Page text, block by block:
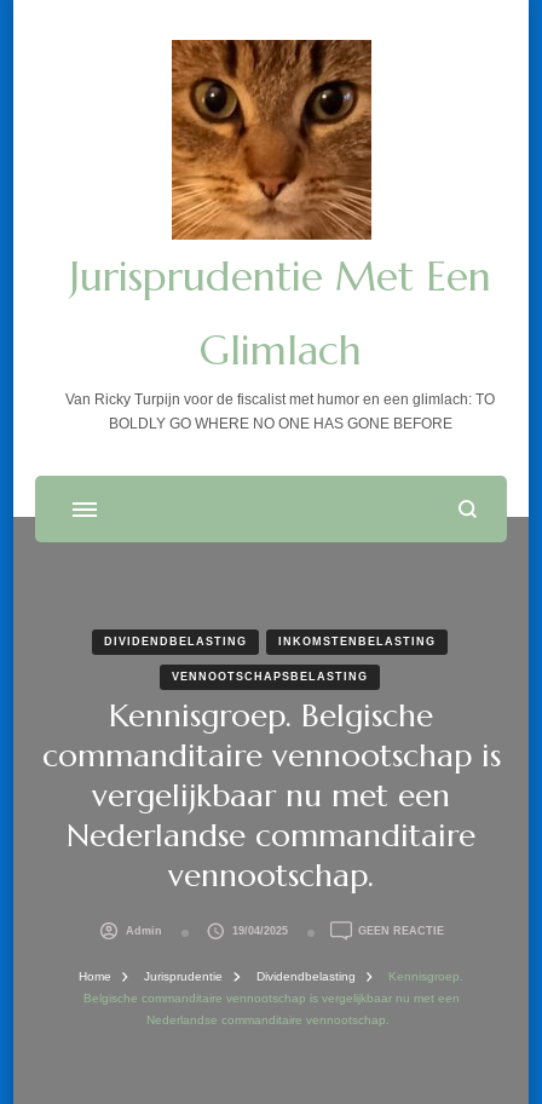
Jurisprudentie Met Een
Glimlach
Van Ricky Turpijn voor de fiscalist met humor en een glimlach: TO
BOLDLY GO WHERE NO ONE HAS GONE BEFORE
DIVIDENDBELASTING INKOMSTENBELASTING
VENNOOTSCHAPSBELASTING
Kennisgroep. Belgische
commanditaire vennootschap is
vergelijkbaar nu met een
Nederlandse commanditaire
vennootschap.
Admin 19/04/2025 GEEN REACTIEOP
COMMANDITAIRE
VENNOOTSCHAP
Home Jurisprudentie Dividendbelasting
Kennisgroep.
Belgische commanditaire vennootschap is vergelijkbaar nu met een
Nederlandse commanditaire vennootschap.